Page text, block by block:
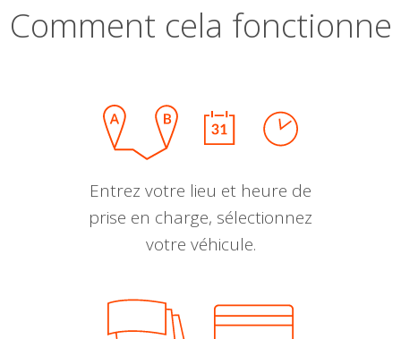
Comment cela fonctionne
Entrez votre lieu et heure de
prise en charge, sélectionnez
votre véhicule.